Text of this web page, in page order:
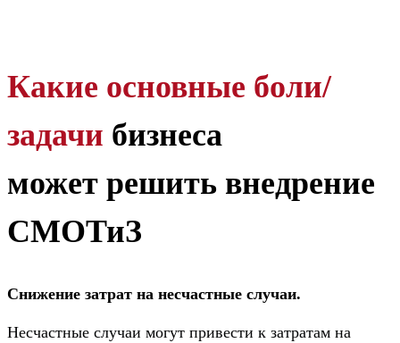
Какие основные боли/
задачи бизнеса
может решить внедрение
СМОТиЗ
Снижение затрат на несчастные случаи.
Несчастные случаи могут привести к затратам на